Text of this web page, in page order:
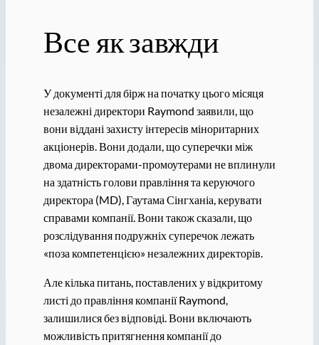
Все як завжди
У документі для бірж на початку цього місяця
незалежні директори Raymond заявили, що
вони віддані захисту інтересів міноритарних
акціонерів. Вони додали, що суперечки між
двома директорами-промоутерами не вплинули
на здатність голови правління та керуючого
директора (MD), Гаутама Сінгханіа, керувати
справами компанії. Вони також сказали, що
розслідування подружніх суперечок лежать
«поза компетенцією» незалежних директорів.
Але кілька питань, поставлених у відкритому
листі до правління компанії Raymond,
залишилися без відповіді. Вони включають
можливість притягнення компанії до